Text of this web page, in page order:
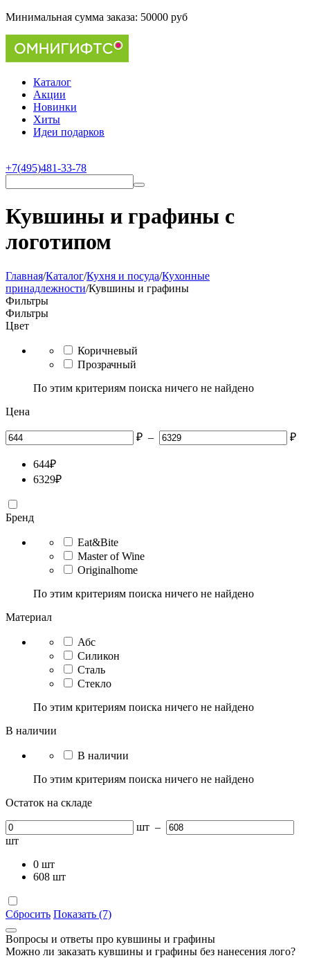
Минимальная сумма заказа: 50000 руб
Каталог
Акции
Новинки
Хиты
Идеи подарков
+7(495)481-33-78
Кувшины и графины с
логотипом
Главная/Каталог/Кухня и посуда/Кухонные
принадлежности/Кувшины и графины
Фильтры
Фильтры
Цвет
Коричневый
Прозрачный
По этим критериям поиска ничего не найдено
Цена
₽ – ₽
644₽
6329₽
Бренд
Eat&Bite
Master of Wine
Originalhome
По этим критериям поиска ничего не найдено
Материал
Абс
Силикон
Сталь
Стекло
По этим критериям поиска ничего не найдено
В наличии
В наличии
По этим критериям поиска ничего не найдено
Остаток на складе
шт –
шт
0 шт
608 шт
Сбросить Показать (7)
Вопросы и ответы про кувшины и графины
Можно ли заказать кувшины и графины без нанесения лого?